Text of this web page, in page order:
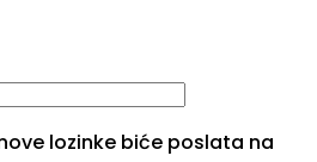
lozinke biće poslata na